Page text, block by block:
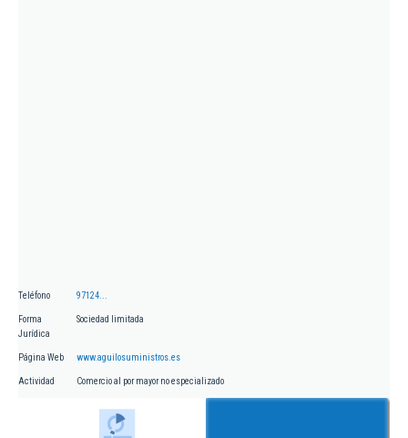
Teléfono 97124...
Forma
Jurídica
Sociedad limitada
Página Web www.aguilosuministros.es
Actividad Comercio al por mayor no especializado